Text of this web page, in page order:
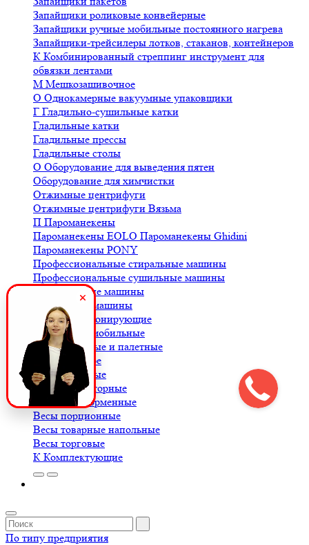
Запайщики роликовые конвейерные
Запайщики ручные мобильные постоянного нагрева
Запайщики-трейсилеры лотков, стаканов, контейнеров
К Комбинированный стреппинг инструмент для
обвязки лентами
М Мешкозашивочное
О Однокамерные вакуумные упаковщики
Г Гладильно-сушильные катки
Гладильные катки
Гладильные прессы
Гладильные столы
О Оборудование для выведения пятен
Оборудование для химчистки
Отжимные центрифуги
Отжимные центрифуги Вязьма
П Пароманекены
Пароманекены EOLO Пароманекены Ghidini
Пароманекены PONY
Профессиональные стиральные машины
Профессиональные сушильные машины
Стиральные машины
Сушильные машины
ШШкафы озонирующие
ВВесы автомобильные
Весы балочные и палетные
Весы для кофе
Весы крановые
Весы лабораторные
Весы платформенные
Весы порционные
Весы товарные напольные
Весы торговые
К Комплектующие
По типу предприятия